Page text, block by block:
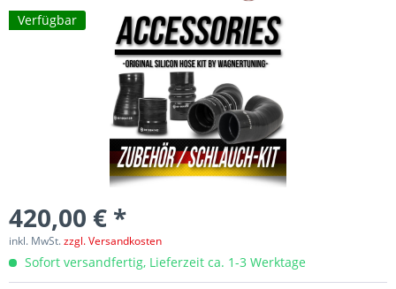
Verfügbar
420,00 € *
inkl. MwSt.zzgl. Versandkosten
Sofort versandfertig, Lieferzeit ca. 1-3 Werktage